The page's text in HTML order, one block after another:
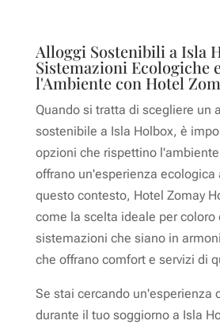
Alloggi Sostenibili a Isla
Sistemazioni Ecologiche
l'Ambiente con Hotel
Quando si tratta di scegliere un
sostenibile a Isla Holbox, è
opzioni che rispettino
offrano un'esperienza ecologica
questo contesto, Hotel Zomay
come la scelta ideale per coloro
sistemazioni che siano in
che offrano comfort e servizi di
Se stai cercando un'esperienza
durante il tuo soggiorno a Isla